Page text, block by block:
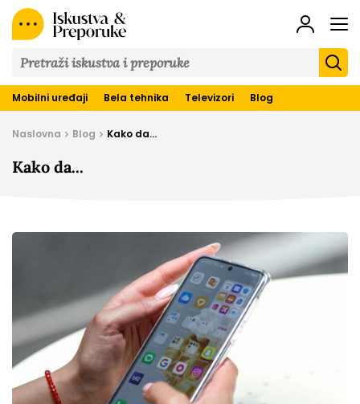
&
Preporuke
Mobilni uređaji Bela tehnika Televizori Blog
Naslovna Blog Kako da...
Kako da...